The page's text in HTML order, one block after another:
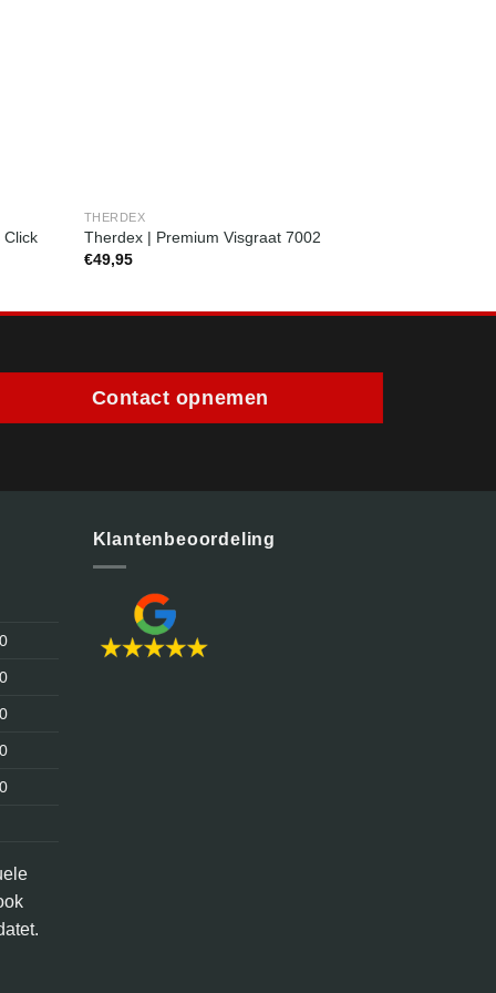
THERDEX
Therdex | Premium Visgraat 7002
€49,95
Contact opnemen
Klantenbeoordeling